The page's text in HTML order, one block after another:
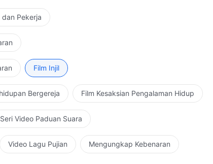
Pekerja
Film Injil
Bergereja Film Kesaksian Pengalaman Hidup
Seri Video Paduan Suara
Video Lagu Pujian Mengungkap Kebenaran